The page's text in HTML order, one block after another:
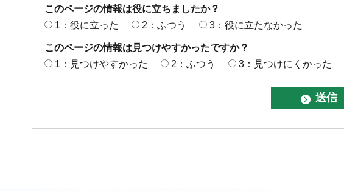
このページの情報は役に立ちましたか？
1：役に立った
2：ふつう 3：役に立たなかった
このページの情報は見つけやすかったですか？
1：見つけやすかった
2：ふつう 3：見つけにくかった